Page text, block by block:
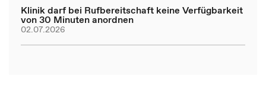
Klinik darf bei Rufbereitschaft keine Verfügbarkeit
von 30 Minuten anordnen
02.07.2026